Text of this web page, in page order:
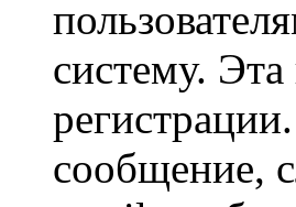
систему.
сообщение,